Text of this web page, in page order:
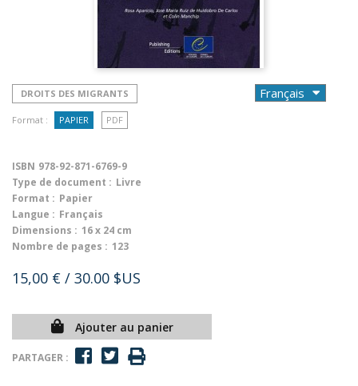
DROITS DES MIGRANTS
Format : PAPIER PDF
ISBN 978-92-871-6769-9
Type de document : Livre
Format : Papier
Langue : Français
Dimensions : 16 x 24 cm
Nombre de pages : 123
15,00 € / 30.00 $US
Ajouter au panier
PARTAGER :